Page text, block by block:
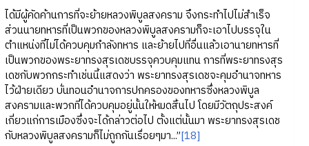
ได้มีผู้คัดค้านการที่จะย้ายหลวงพิบูลสงคราม จึงกระทำไปไม่สำเร็จ
ส่วนนายทหารที่เป็นพวกของหลวงพิบูลสงครามก็จะเอาไปบรรจุใน
ตำแหน่งที่ไม่ได้ควบคุมกำลังทหาร และย้ายไปที่อื่นแล้วเอานายทหารที่
เป็นพวกของพระยาทรงสุรเดชบรรจุควบคุมแทน การที่พระยาทรงสุร
เดชกับพวกกระทำเช่นนี้แสดงว่า พระยาทรงสุรเดชจะคุมอำนาจทหาร
ไว้ฝ่ายเดียว บั่นทอนอำนาจการปกครองของทหารซึ่งหลวงพิบูล
สงครามและพวกที่ได้ควบคุมอยู่นั้นให้หมดสิ้นไป โดยมีวัตถุประสงค์
เกี่ยวแก่การเมืองซึ่งจะได้กล่าวต่อไป ตั้งแต่นั้นมา พระยาทรงสุรเดช
กับหลวงพิบูลสงครามก็ไม่ถูกกันเรื่อยๆมา...”[18]